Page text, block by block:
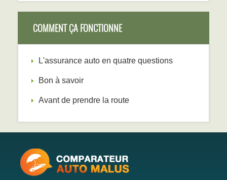
COMMENT ÇA FONCTIONNE
L'assurance auto en quatre questions
Bon à savoir
Avant de prendre la route